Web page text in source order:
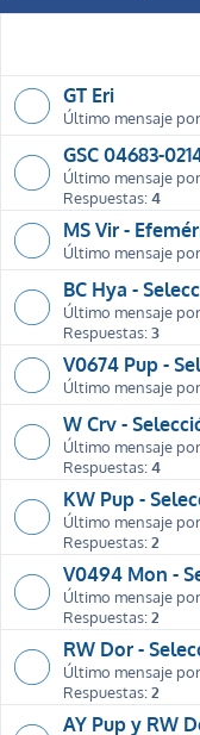
GT Eri
Último mensaje por
GSC 04683-
Último mensaje por
Respuestas:4
MS Vir -
Último mensaje por
BC Hya -
Último mensaje por
Respuestas:3
V0674 Pup -
Último mensaje por
W Crv -
Último mensaje por
Respuestas:4
KW Pup -
Último mensaje por
Respuestas:2
V0494 Mon -
Último mensaje por
Respuestas:2
RW Dor -
Último mensaje por
Respuestas:2
AY Pup y RW